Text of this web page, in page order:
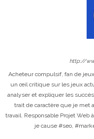
http://
Acheteur compulsif, fan de
un œil critique sur les jeux
analyser et expliquer les
trait de caractère que je met
travail. Responsable Projet Web
je cause #seo,